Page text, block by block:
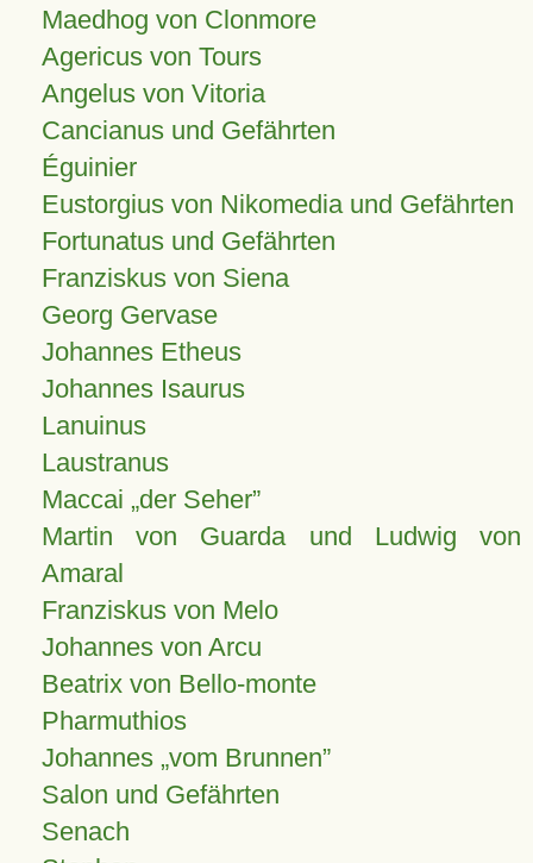
Maedhog von Clonmore
Agericus von Tours
Angelus von Vitoria
Cancianus und Gefährten
Éguinier
Eustorgius von Nikomedia und Gefährten
Fortunatus und Gefährten
Franziskus von Siena
Georg Gervase
Johannes Etheus
Johannes Isaurus
Lanuinus
Laustranus
Maccai „der Seher”
Martin von Guarda und Ludwig von
Amaral
Franziskus von Melo
Johannes von Arcu
Beatrix von Bello-monte
Pharmuthios
Johannes vom Brunnen
Salon und Gefährten
Senach